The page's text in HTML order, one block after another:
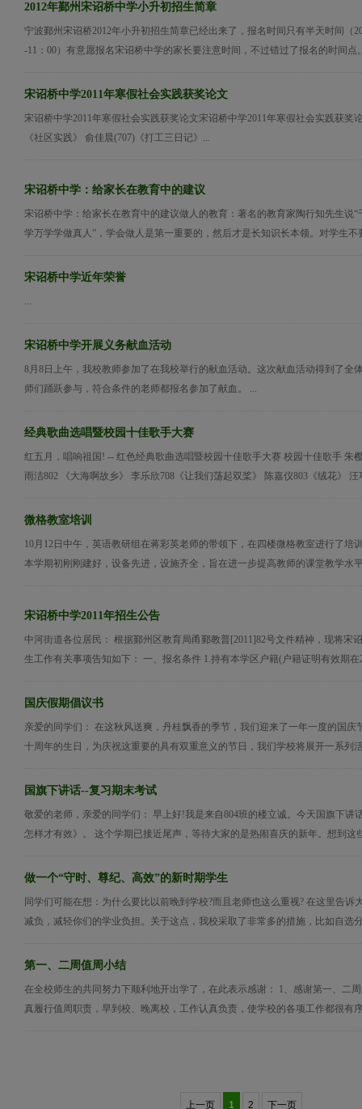
2012年鄞州宋诏桥中学小升初招生简章
宁波鄞州宋诏桥2012年小升初招生简章已经出来了，报名时间只有半天时间（
-11：00）有意愿报名宋诏桥中学的家长要注意时间，不过错过了报名的时间点
宋诏桥中学2011年寒假社会实践获奖论文
宋诏桥中学2011年寒假社会实践获奖论文宋诏桥中学2011年寒假社会实践获奖
《社区实践》 俞佳晨(707)《打工三日记》...
宋诏桥中学：给家长在教育中的建议
宋诏桥中学：给家长在教育中的建议做人的教育：著名的教育家陶行知先生说
学万学学做真人”，学会做人是第一重要的，然后才是长知识长本领。对学生不
宋诏桥中学近年荣誉
...
宋诏桥中学开展义务献血活动
8月8日上午，我校教师参加了在我校举行的献血活动。这次献血活动得到了全
师们踊跃参与，符合条件的老师都报名参加了献血。 ...
经典歌曲选唱暨校园十佳歌手大赛
红五月，唱响祖国! -- 红色经典歌曲选唱暨校园十佳歌手大赛 校园十佳歌手 朱
雨洁802 《大海啊故乡》 李乐欣708《让我们荡起双桨》 陈嘉仪803《绒花》 汪
微格教室培训
10月12日中午，英语教研组在蒋彩英老师的带领下，在四楼微格教室进行了培
本学期初刚刚建好，设备先进，设施齐全，旨在进一步提高教师的课堂教学水
宋诏桥中学2011年招生公告
中河街道各位居民： 根据鄞州区教育局甬鄞教普[2011]82号文件精神，现将宋
生工作有关事项告知如下： 一、报名条件 1.持有本学区户籍(户籍证明有效期在
国庆假期倡议书
亲爱的同学们： 在这秋风送爽，丹桂飘香的季节，我们迎来了一年一度的国庆
十周年的生日，为庆祝这重要的具有双重意义的节日，我们学校将展开一系列
国旗下讲话--复习期末考试
敬爱的老师，亲爱的同学们： 早上好!我是来自804班的楼立诚。今天国旗下讲
怎样才有效》。 这个学期已接近尾声，等待大家的是热闹喜庆的新年。想到这
做一个“守时、尊纪、高效”的新时期学生
同学们可能在想：为什么要比以前晚到学校?而且老师也这么重视? 在这里告诉
减负，减轻你们的学业负担。关于这点，我校采取了非常多的措施，比如自选
第一、二周值周小结
在全校师生的共同努力下顺利地开出学了，在此表示感谢： 1、感谢第一、二
真履行值周职责，早到校、晚离校，工作认真负责，使学校的各项工作都很有
上一页 1 2 下一页